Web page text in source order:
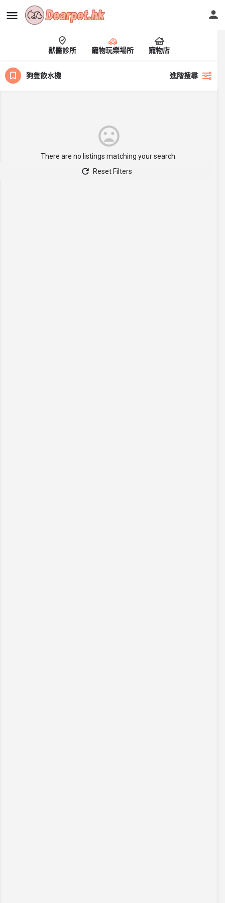
獸醫診所 寵物玩樂場所 寵物店
狗隻飲水機 進階搜尋
There are no listings matching your search.
Reset Filters